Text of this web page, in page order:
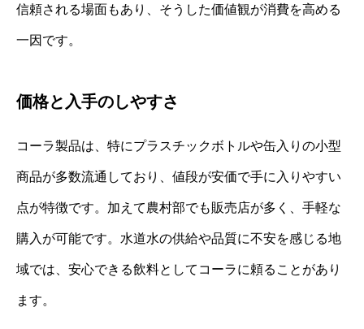
信頼される場面もあり、そうした価値観が消費を高める
一因です。
価格と入手のしやすさ
コーラ製品は、特にプラスチックボトルや缶入りの小型
商品が多数流通しており、値段が安価で手に入りやすい
点が特徴です。加えて農村部でも販売店が多く、手軽な
購入が可能です。水道水の供給や品質に不安を感じる地
域では、安心できる飲料としてコーラに頼ることがあり
ます。